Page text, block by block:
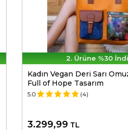
2. Ürüne %30
Kadın Vegan Deri Sarı
Full of Hope Tasarım
5.0 (4)
3.299,99 TL